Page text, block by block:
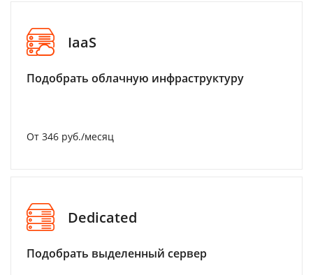
IaaS
Подобрать облачную инфраструктуру
От 346 руб./месяц
Dedicated
Подобрать выделенный сервер